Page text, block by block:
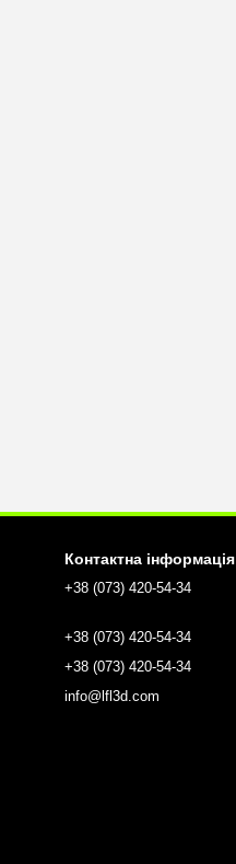
Контактна інформація
+38 (073) 420-54-34
+38 (073) 420-54-34
+38 (073) 420-54-34
info@lfl3d.com